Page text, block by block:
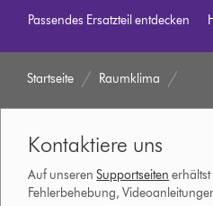
Passendes Ersatzteil entdecken
Startseite Raumklima
Kontaktiere uns
Auf unserenSupportseiten
Fehlerbehebung,